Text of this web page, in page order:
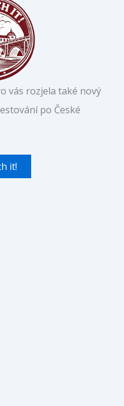
vás rozjela také nový
po České
it!